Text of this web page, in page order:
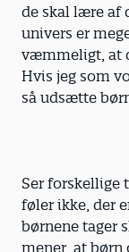
de skal lære af
univers er
væmmeligt, at
Hvis jeg som
så udsætte
Ser forskellige
føler ikke, der
børnene tager
mener, at børn